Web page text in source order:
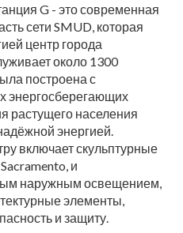
G - это современная
сети SMUD, которая
центр города
около 1300
построена с
энергосберегающих
растущего населения
энергией.
включает скульптурные
и
наружным освещением,
элементы,
и защиту.